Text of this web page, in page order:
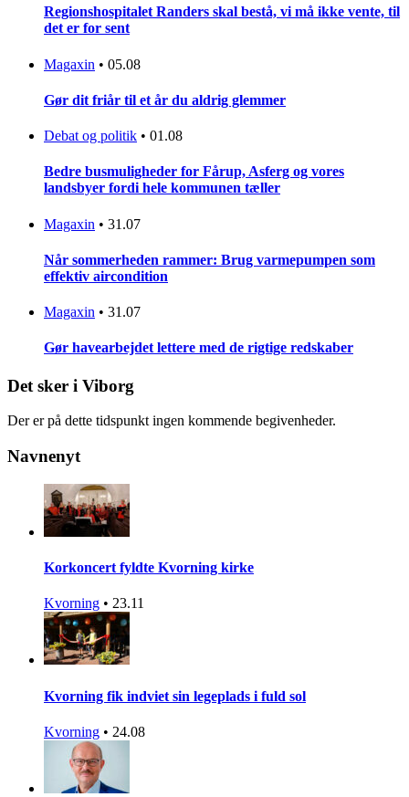
Regionshospitalet Randers skal bestå, vi må ikke vente, til
det er for sent
Magaxin • 05.08
Gør dit friår til et år du aldrig glemmer
Debat og politik • 01.08
Bedre busmuligheder for Fårup, Asferg og vores
landsbyer fordi hele kommunen tæller
Magaxin • 31.07
Når sommerheden rammer: Brug varmepumpen som
effektiv aircondition
Magaxin • 31.07
Gør havearbejdet lettere med de rigtige redskaber
Det sker i Viborg
Der er på dette tidspunkt ingen kommende begivenheder.
Navnenyt
Korkoncert fyldte Kvorning kirke
Kvorning • 23.11
Kvorning fik indviet sin legeplads i fuld sol
Kvorning • 24.08